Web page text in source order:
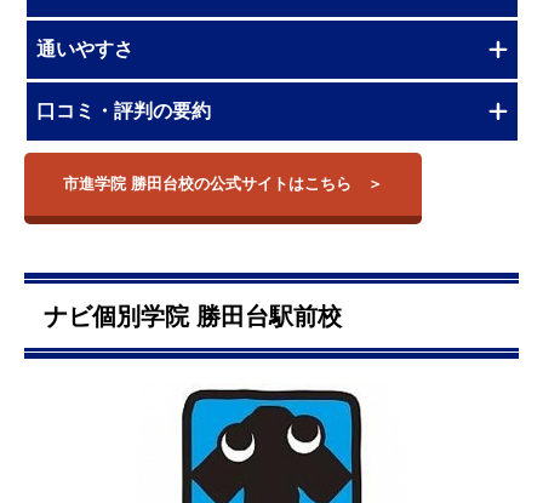
通いやすさ
口コミ・評判の要約
市進学院 勝田台校の公式サイトはこちら
ナビ個別学院 勝田台駅前校